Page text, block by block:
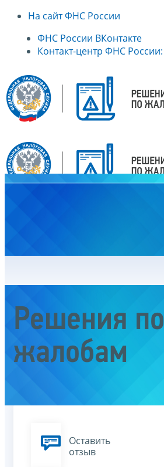
На сайт ФНС России
ФНС России ВКонтакте
Контакт-центр ФНС
Решения по
жалобам
Оставить
отзыв